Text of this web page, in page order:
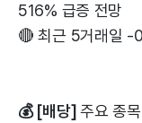
516% 급증 전망
🔴 최근 5거래일 -
💰 [배당] 주요 종목